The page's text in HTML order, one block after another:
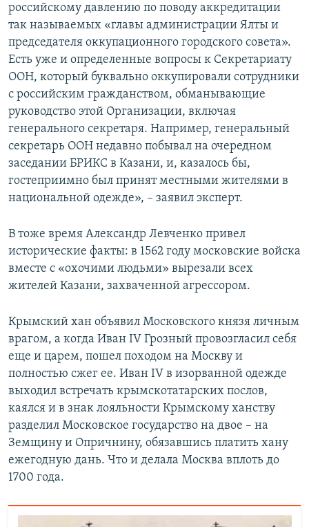
российскому давлению по поводу аккредитации
так называемых «главы администрации Ялты и
председателя оккупационного городского совета».
Есть уже и определенные вопросы к Секретариату
ООН, который буквально оккупировали сотрудники
с российским гражданством, обманывающие
руководство этой Организации, включая
генерального секретаря. Например, генеральный
секретарь ООН недавно побывал на очередном
заседании БРИКС в Казани, и, казалось бы,
гостеприимно был принят местными жителями в
национальной одежде», – заявил эксперт.
В тоже время Александр Левченко привел
исторические факты: в 1562 году московские войска
вместе с «охочими людьми» вырезали всех
жителей Казани, захваченной агрессором.
Крымский хан объявил Московского князя личным
врагом, а когда Иван IV Грозный провозгласил себя
еще и царем, пошел походом на Москву и
полностью сжег ее. Иван IV в изорванной одежде
выходил встречать крымскотатарских послов,
каялся и в знак лояльности Крымскому ханству
разделил Московское государство на двое – на
Земщину и Опричнину, обязавшись платить хану
ежегодную дань. Что и делала Москва вплоть до
1700 года.